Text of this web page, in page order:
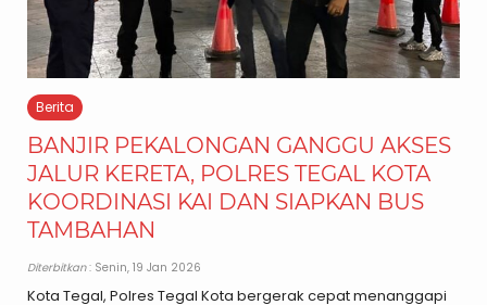
Berita
BANJIR PEKALONGAN GANGGU AKSES
JALUR KERETA, POLRES TEGAL KOTA
KOORDINASI KAI DAN SIAPKAN BUS
TAMBAHAN
Diterbitkan: Senin, 19 Jan 2026
Kota Tegal, Polres Tegal Kota bergerak cepat menanggapi